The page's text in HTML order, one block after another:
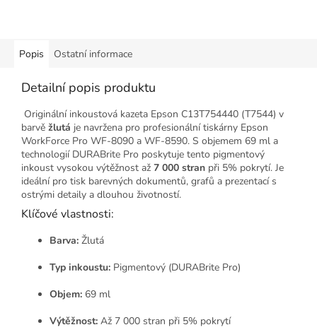
Popis Ostatní informace
Detailní popis produktu
Originální inkoustová kazeta Epson C13T754440 (T7544) v
barvě žlutá je navržena pro profesionální tiskárny Epson
WorkForce Pro WF-8090 a WF-8590. S objemem 69 ml a
technologií DURABrite Pro poskytuje tento pigmentový
inkoust vysokou výtěžnost až 7 000 stran při 5% pokrytí. Je
ideální pro tisk barevných dokumentů, grafů a prezentací s
ostrými detaily a dlouhou životností.
Klíčové vlastnosti:
Barva: Žlutá
Typ inkoustu: Pigmentový (DURABrite Pro)
Objem: 69 ml
Výtěžnost: Až 7 000 stran při 5% pokrytí